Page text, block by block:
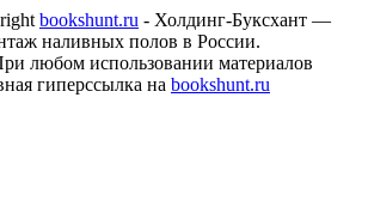
bookshunt.ru - Холдинг-Буксхант —
наливных полов в России.
любом использовании материалов
гиперссылка на bookshunt.ru